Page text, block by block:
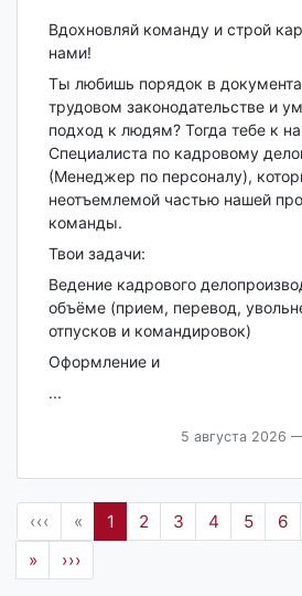
Вдохновляй команду и строй
нами!
Ты любишь порядок в
трудовом законодательстве и
подход к людям? Тогда тебе к
Специалиста по кадровому
(Менеджер по персоналу),
неотъемлемой частью нашей
команды.
Твои задачи:
Ведение кадрового
объёме (прием, перевод,
отпусков и командировок)
Оформление и
...
5 августа 2026
‹‹‹ « 1 2 3 4 5 6
»
›››